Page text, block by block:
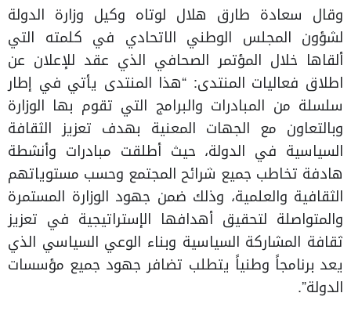
وقال سعادة طارق هلال لوتاه وكيل وزارة الدولة
لشؤون المجلس الوطني الاتحادي في كلمته التي
ألقاها خلال المؤتمر الصحافي الذي عقد للإعلان عن
اطلاق فعاليات المنتدى: “هذا المنتدى يأتي في إطار
سلسلة من المبادرات والبرامج التي تقوم بها الوزارة
وبالتعاون مع الجهات المعنية بهدف تعزيز الثقافة
السياسية في الدولة، حيث أطلقت مبادرات وأنشطة
هادفة تخاطب جميع شرائح المجتمع وحسب مستوياتهم
الثقافية والعلمية، وذلك ضمن جهود الوزارة المستمرة
والمتواصلة لتحقيق أهدافها الإستراتيجية في تعزيز
ثقافة المشاركة السياسية وبناء الوعي السياسي الذي
يعد برنامجاً وطنياً يتطلب تضافر جهود جميع مؤسسات
الدولة”.